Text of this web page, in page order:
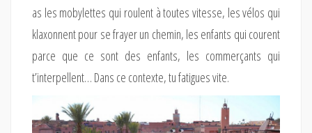
as les mobylettes qui roulent à toutes vitesse, les vélos qui
klaxonnent pour se frayer un chemin, les enfants qui courent
parce que ce sont des enfants, les commerçants qui
t’interpellent… Dans ce contexte, tu fatigues vite.